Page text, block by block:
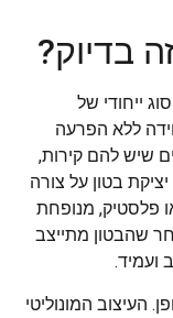
בדיוק?
ייחודי של
ללא הפרעה
שיש להם קירות,
בטון על צורה
פלסטיק, מנופחת
שהבטון מתייצב
ועמיד.
העיצוב המונוליטי